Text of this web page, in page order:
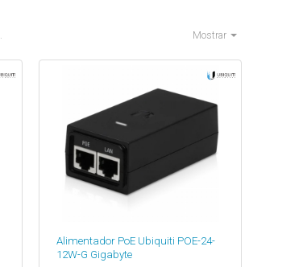
Mostrar
Alimentador PoE Ubiquiti POE-24-
12W-G Gigabyte